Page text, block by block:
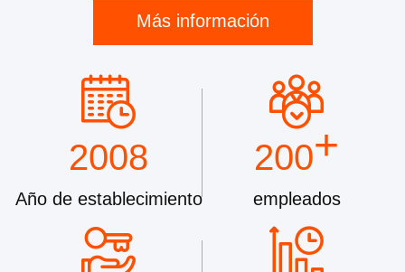
Más información
2008
Año de establecimiento
200+
empleados